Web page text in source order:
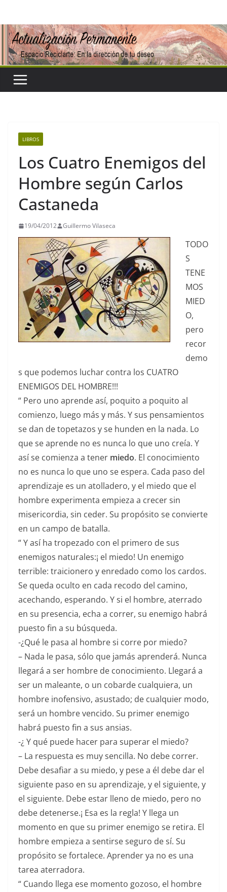
contenido
LIBROS
Los Cuatro Enemigos del
Hombre según Carlos
Castaneda
19/04/2012 Guillermo Vilaseca
TODO
S
TENE
MOS
MIED
O,
pero
recor
demo
s que podemos luchar contra los CUATRO
ENEMIGOS DEL HOMBRE!!!
“ Pero uno aprende así, poquito a poquito al
comienzo, luego más y más. Y sus pensamientos
se dan de topetazos y se hunden en la nada. Lo
que se aprende no es nunca lo que uno creía. Y
así se comienza a tener miedo. El conocimiento
no es nunca lo que uno se espera. Cada paso del
aprendizaje es un atolladero, y el miedo que el
hombre experimenta empieza a crecer sin
misericordia, sin ceder. Su propósito se convierte
en un campo de batalla.
“ Y así ha tropezado con el primero de sus
enemigos naturales:¡ el miedo! Un enemigo
terrible: traicionero y enredado como los cardos.
Se queda oculto en cada recodo del camino,
acechando, esperando. Y si el hombre, aterrado
en su presencia, echa a correr, su enemigo habrá
puesto fin a su búsqueda.
-¿Qué le pasa al hombre si corre por miedo?
– Nada le pasa, sólo que jamás aprenderá. Nunca
llegará a ser hombre de conocimiento. Llegará a
ser un maleante, o un cobarde cualquiera, un
hombre inofensivo, asustado; de cualquier modo,
será un hombre vencido. Su primer enemigo
habrá puesto fin a sus ansias.
-¿ Y qué puede hacer para superar el miedo?
– La respuesta es muy sencilla. No debe correr.
Debe desafiar a su miedo, y pese a él debe dar el
siguiente paso en su aprendizaje, y el siguiente, y
el siguiente. Debe estar lleno de miedo, pero no
debe detenerse.¡ Esa es la regla! Y llega un
momento en que su primer enemigo se retira. El
hombre empieza a sentirse seguro de sí. Su
propósito se fortalece. Aprender ya no es una
tarea aterradora.
“ Cuando llega ese momento gozoso, el hombre